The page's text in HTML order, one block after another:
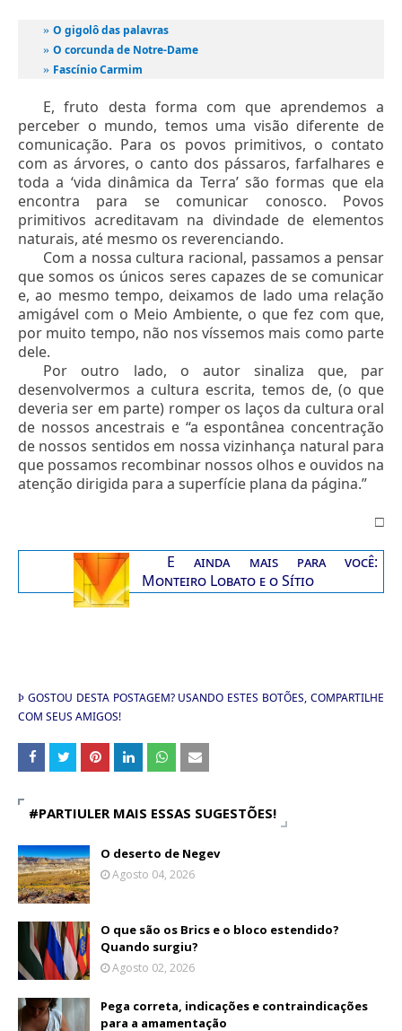
» O gigolô das palavras
» O corcunda de Notre-Dame
» Fascínio Carmim
E, fruto desta forma com que aprendemos a
perceber o mundo, temos uma visão diferente de
comunicação. Para os povos primitivos, o contato
com as árvores, o canto dos pássaros, farfalhares e
toda a ‘vida dinâmica da Terra’ são formas que ela
encontra para se comunicar conosco. Povos
primitivos acreditavam na divindade de elementos
naturais, até mesmo os reverenciando.
Com a nossa cultura racional, passamos a pensar
que somos os únicos seres capazes de se comunicar
e, ao mesmo tempo, deixamos de lado uma relação
amigável com o Meio Ambiente, o que fez com que,
por muito tempo, não nos víssemos mais como parte
dele.
Por outro lado, o autor sinaliza que, par
desenvolvermos a cultura escrita, temos de, (o que
deveria ser em parte) romper os laços da cultura oral
de nossos ancestrais e “a espontânea concentração
de nossos sentidos em nossa vizinhança natural para
que possamos recombinar nossos olhos e ouvidos na
atenção dirigida para a superfície plana da página.”
□
E ainda mais para você:
Monteiro Lobato e o Sítio
Þ GOSTOU DESTA POSTAGEM? USANDO ESTES BOTÕES, COMPARTILHE
COM SEUS AMIGOS!
#PARTIULER MAIS ESSAS SUGESTÕES!
O deserto de Negev
Agosto 04, 2026
O que são os Brics e o bloco estendido?
Quando surgiu?
Agosto 02, 2026
Pega correta, indicações e contraindicações
para a amamentação